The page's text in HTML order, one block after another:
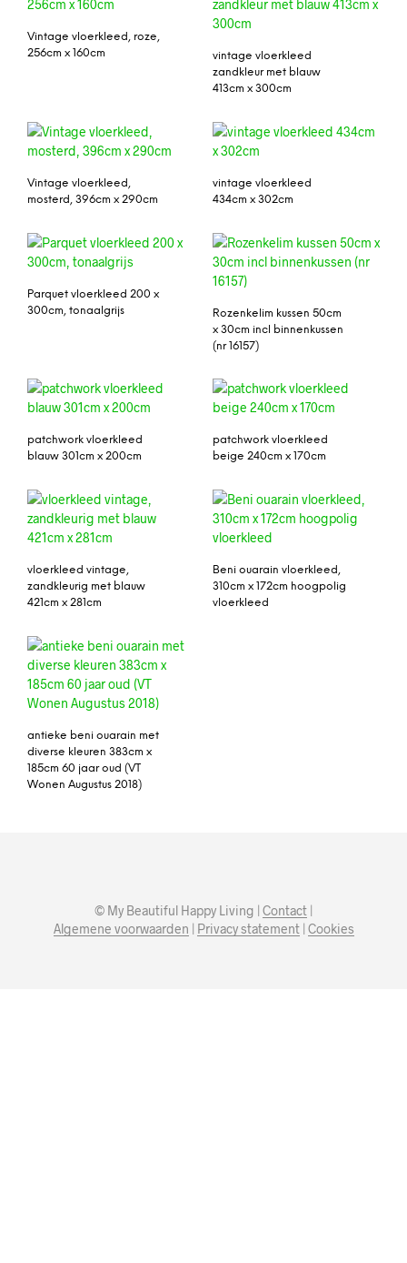
Vintage vloerkleed, roze,
256cm x 160cm
vintage vloerkleed
zandkleur met blauw
413cm x 300cm
Vintage vloerkleed,
mosterd, 396cm x 290cm
vintage vloerkleed
434cm x 302cm
Parquet vloerkleed 200 x
300cm, tonaalgrijs
Rozenkelim kussen 50cm
x 30cm incl binnenkussen
(nr 16157)
patchwork vloerkleed
blauw 301cm x 200cm
patchwork vloerkleed
beige 240cm x 170cm
vloerkleed vintage,
zandkleurig met blauw
421cm x 281cm
Beni ouarain vloerkleed,
310cm x 172cm hoogpolig
vloerkleed
antieke beni ouarain met
diverse kleuren 383cm x
185cm 60 jaar oud (VT
Wonen Augustus 2018)
© My Beautiful Happy Living | Contact |
Algemene voorwaarden | Privacy statement| Cookies